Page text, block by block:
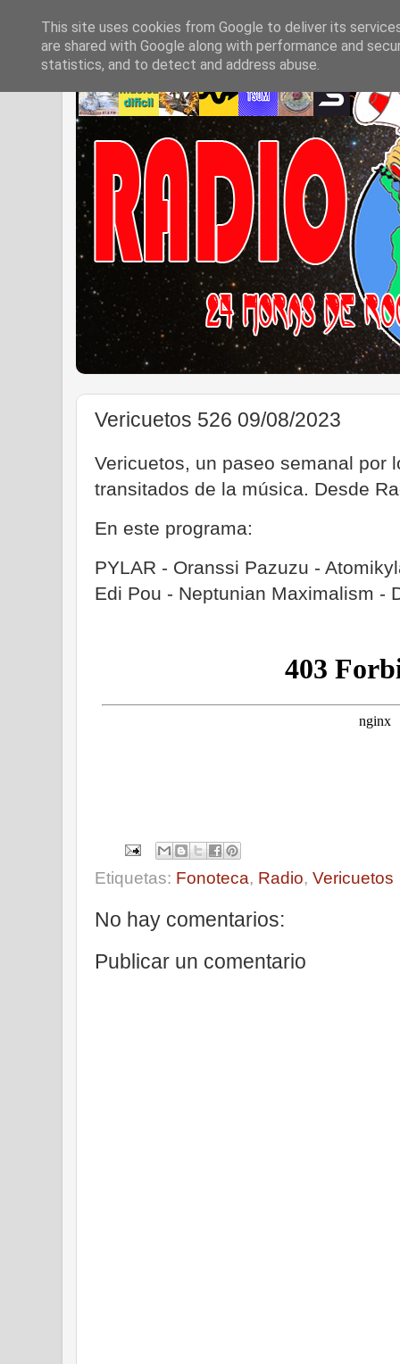
Vericuetos 526 09/08/2023
Vericuetos, un paseo semanal por
transitados de la música. Desde
En este programa:
PYLAR - Oranssi Pazuzu -
Edi Pou - Neptunian
Etiquetas: Fonoteca, Radio, Vericuetos
No hay comentarios:
Publicar un comentario
This site uses cookies from Google to deliver its
are shared with Google along with performance and
statistics, and to detect and address abuse.